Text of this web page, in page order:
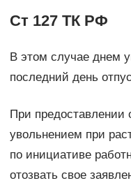
Ст 127 ТК РФ
В этом случае днем
последний день
При
увольнением при
по инициативе
отозвать свое